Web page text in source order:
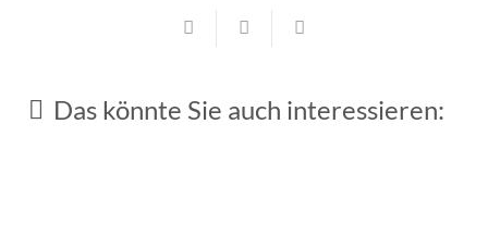
Das könnte Sie auch interessieren:
Ehre für Franz Radlmeier
3. März 2026
Geburtstage / Jubiläen